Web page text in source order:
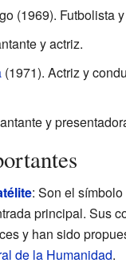
(1969). Futbolista
y actriz.
(1971). Actriz y
y
: Son el
principal. Sus
y han sido
de la Humanidad.